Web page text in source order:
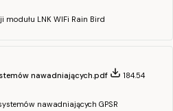
LNK WIFi Rain Bird
nawadniających.pdf
184.54
nawadniających GPSR